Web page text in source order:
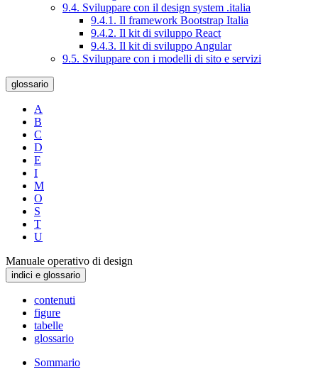
9.4. Sviluppare con il design system .italia
9.4.1. Il framework Bootstrap Italia
9.4.2. Il kit di sviluppo React
9.4.3. Il kit di sviluppo Angular
9.5. Sviluppare con i modelli di sito e servizi
glossario
A
B
C
D
E
I
M
O
S
T
U
Manuale operativo di design
indici e glossario
contenuti
figure
tabelle
glossario
Sommario